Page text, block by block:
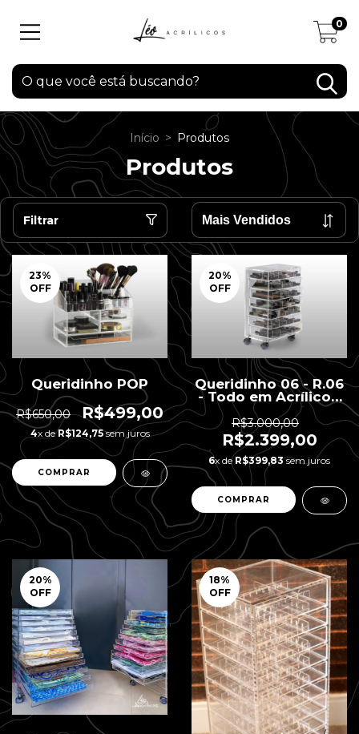
0
Início > Produtos
Produtos
Filtrar
23%
OFF
Queridinho POP
R$650,00 R$499,00
4x deR$124,75sem juros
20%
OFF
Queridinho 06 - R.06
- Todo em Acrílico -
7 gavetas - 40 x 25 x
63 H
R$3.000,00
R$2.399,00
6x deR$399,83sem juros
20%
OFF
18%
OFF